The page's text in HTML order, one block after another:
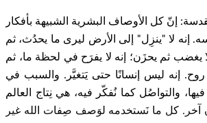
إنّ كل الأوصاف البشرية الشبيهة بأفكار
إنه لا "ينزِل" إلى الأرض ليرى ما يحدُث، ثم
يغضب ثم يحزَن؛ إنه لا يفرَح في لحظة ما، ثم
إنه ليس إنسانًا حتى يَتغيَّر. والسبب في
والتواصُل كما نُفكّر فيه، هي نِتاج العالم
آخر. كل ما نَستخدمه لوَصف صِفات الله غير